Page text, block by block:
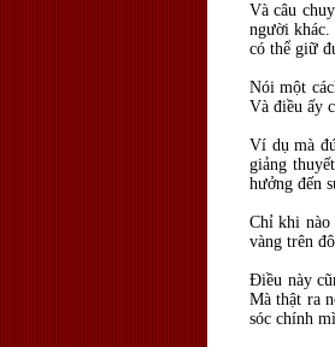
Và câu
người khác.
có thể giữ
Nói một
Và điều ấy
Ví dụ mà
giảng
hưởng đến
Chỉ khi nào
vàng trên
Điều này
Mà thật ra
sóc chính